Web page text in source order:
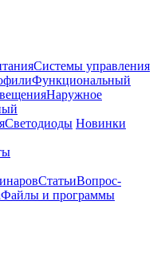
Системы управления
Функциональный
Наружное
Светодиоды Новинки
СтатьиВопрос-
Файлы и программы